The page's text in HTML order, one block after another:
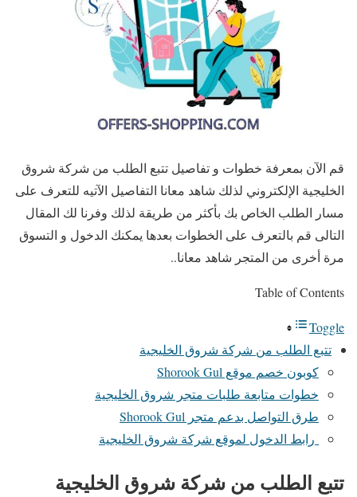
قم الآن بمعرفة خطوات و تفاصيل تتبع الطلب من شركة شروق
الخليجية الإلكتروني لذلك شاهد معانا التفاصيل الآتيه للتعرف على
مسار الطلب الخاص بك بأكثر من طريقة لذلك وفرنا لك المقال
التالى قم بالتعرف على الخطوات بعدها يمكنك الدخول و التسوق
مرة أخرى من المتجر شاهد معانا..
Table of Contents
Toggle
تتبع الطلب من شركة شروق الخليجية
كوبون خصم موقع Shorook Gul
خطوات متابعة طلبات متجر شروق الخليجية
طرق التواصل بدعم متجر Shorook Gul
رابط الدخول لموقع شركة شروق الخليجية
تتبع الطلب من شركة شروق الخليجية